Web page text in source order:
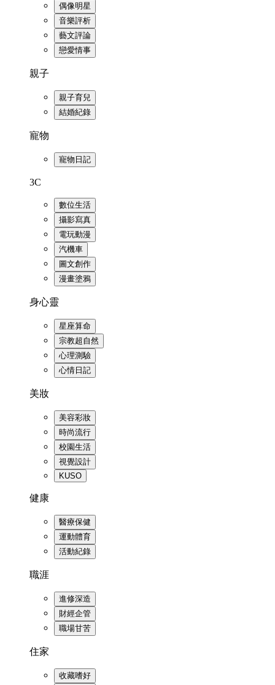
偶像明星
音樂評析
藝文評論
戀愛情事
親子
親子育兒
結婚紀錄
寵物
寵物日記
3C
數位生活
攝影寫真
電玩動漫
汽機車
圖文創作
漫畫塗鴉
身心靈
星座算命
宗教超自然
心理測驗
心情日記
美妝
美容彩妝
時尚流行
校園生活
視覺設計
KUSO
健康
醫療保健
運動體育
活動紀錄
職涯
進修深造
財經企管
職場甘苦
住家
收藏嗜好